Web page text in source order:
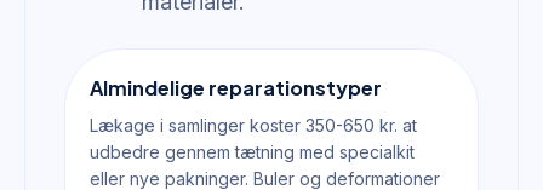
Almindelige reparationstyper
Lækage i samlinger koster 350-650 kr. at
udbedre gennem tætning med specialkit
eller nye pakninger. Buler og deformationer